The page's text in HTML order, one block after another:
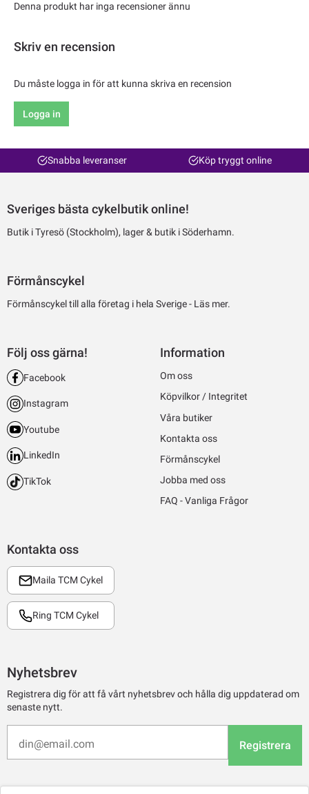
Denna produkt har inga recensioner ännu
Skriv en recension
Du måste logga in för att kunna skriva en recension
Logga in
Snabba leveranser Köp tryggt online
Sveriges bästa cykelbutik online!
Butik i Tyresö (Stockholm), lager & butik i Söderhamn.
Förmånscykel
Förmånscykel till alla företag i hela Sverige - Läs mer.
Kontakta oss
Maila TCM Cykel
Ring TCM Cykel
Följ oss gärna!
Facebook
Instagram
Youtube
LinkedIn
TikTok
Information
Om oss
Köpvilkor / Integritet
Våra butiker
Kontakta oss
Förmånscykel
Jobba med oss
FAQ - Vanliga Frågor
Nyhetsbrev
Registrera dig för att få vårt nyhetsbrev och hålla dig uppdaterad om
senaste nytt.
Registrera